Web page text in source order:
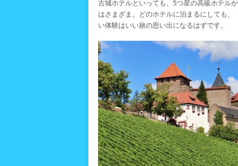
古城ホテルといっても、5つ星の高級ホテル
はさまざま。どのホテルに泊まるにしても
い体験はいい旅の思い出になるはずです。